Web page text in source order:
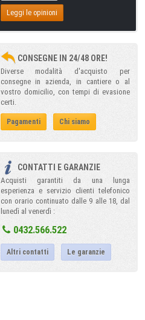
Leggi le opinioni
CONSEGNE IN 24/48 ORE!
Diverse modalità d'acquisto per
consegne in azienda, in cantiere o al
vostro domicilio, con tempi di evasione
certi.
Pagamenti Chi siamo
CONTATTI E GARANZIE
Acquisti garantiti da una lunga
esperienza e servizio clienti telefonico
con orario continuato dalle 9 alle 18, dal
lunedì al venerdì :
0432.566.522
Altri contatti Le garanzie